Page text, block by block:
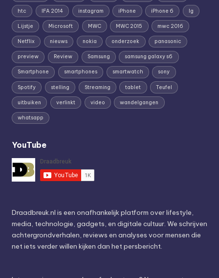
htc IFA 2014 instagram iPhone iPhone 6 lg
Lijstje Microsoft MWC MWC 2015 mwc 2016
Netflix nieuws nokia onderzoek panasonic
preview Review Samsung samsung galaxy s6
Smartphone smartphones smartwatch sony
Spotify stelling Streaming tablet Teufel
uitbuiken verlinkt video wandelgangen
whatsapp
YouTube
Draadbreuk.nl is een onafhankelijk platform over lifestyle,
media, technologie, gadgets, en digitale cultuur. We schrijven
achtergrondverhalen, reviews en analyses voor mensen die
net iets verder willen kijken dan het persbericht.